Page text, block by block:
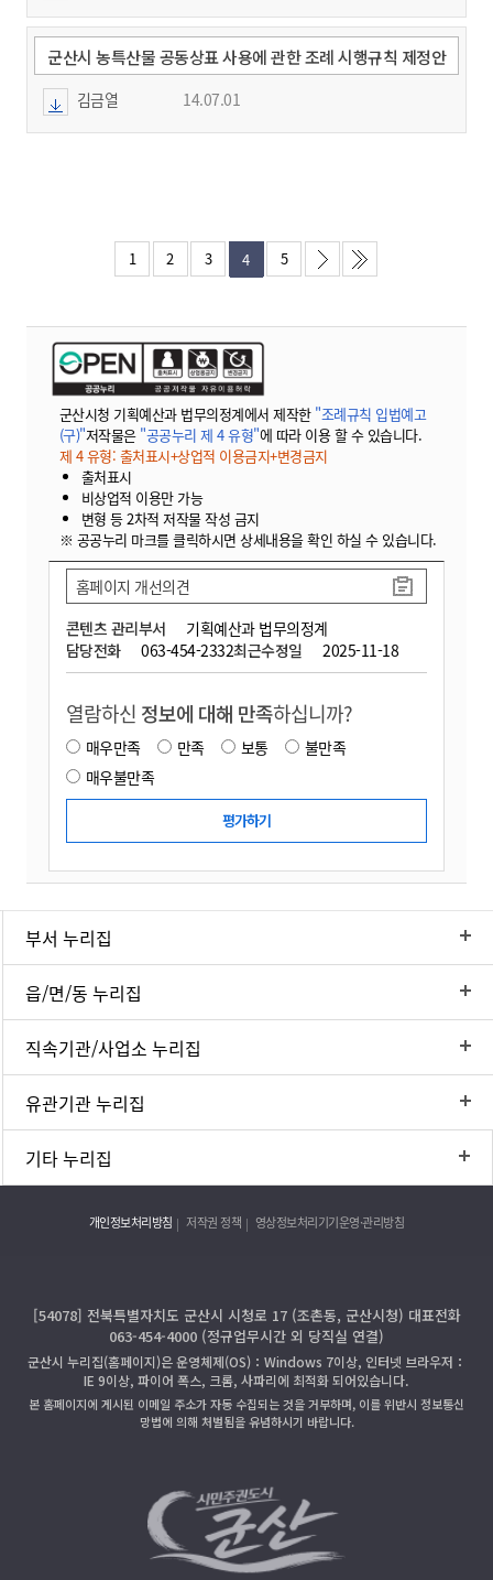
군산시 농특산물 공동상표 사용에 관한 조례 시행규칙 제정안
입법예고
김금열 14.07.01
1 2 3 4 5
군산시청 기획예산과 법무의정계에서 제작한 "조례규칙 입법예고
(구)"저작물은 "공공누리 제 4 유형"에 따라 이용 할 수 있습니다.
제 4 유형: 출처표시+상업적 이용금지+변경금지
출처표시
비상업적 이용만 가능
변형 등 2차적 저작물 작성 금지
※ 공공누리 마크를 클릭하시면 상세내용을 확인 하실 수 있습니다.
콘텐츠 관리부서
기획예산과 법무의정계
담당전화
063-454-2332최근수정일 2025-11-18
홈페이지 개선의견
열람하신 정보에 대해 만족하십니까?
매우만족 만족 보통
불만족
매우불만족
부서 누리집
읍/면/동 누리집
직속기관/사업소 누리집
유관기관 누리집
기타 누리집
개인정보처리방침 저작권 정책 영상정보처리기기운영·관리방침
[54078] 전북특별자치도 군산시 시청로 17 (조촌동, 군산시청) 대표전화
063-454-4000 (정규업무시간 외 당직실 연결)
군산시 누리집(홈페이지)은 운영체제(OS)：Windows 7이상, 인터넷 브라우저：
IE 9이상, 파이어 폭스, 크롬, 사파리에 최적화 되어있습니다.
본 홈페이지에 게시된 이메일 주소가 자동 수집되는 것을 거부하며, 이를 위반시 정보통신
망법에 의해 처벌됨을 유념하시기 바랍니다.